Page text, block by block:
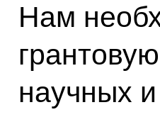
Нам
научных